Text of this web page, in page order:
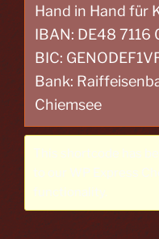
Hand in Hand für
IBAN: DE48
BIC:
Bank:
Chiemsee
This shortcode has
to our WP Express
functionality.